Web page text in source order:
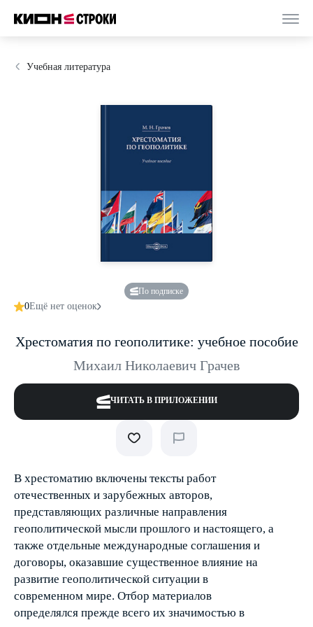
Учебная литература
По подписке
0Ещё нет оценок
Хрестоматия по геополитике: учебное пособие
Михаил Николаевич Грачев
ЧИТАТЬ В ПРИЛОЖЕНИИ
В хрестоматию включены тексты работ
отечественных и зарубежных авторов,
представляющих различные направления
геополитической мысли прошлого и настоящего, а
также отдельные международные соглашения и
договоры, оказавшие существенное влияние на
развитие геополитической ситуации в
современном мире. Отбор материалов
определялся прежде всего их значимостью в